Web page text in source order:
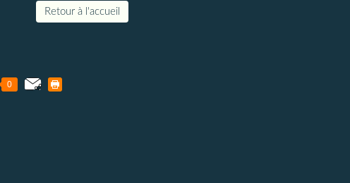
Retour à l'accueil
0